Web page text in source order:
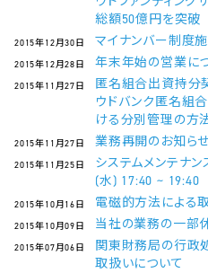
総額50億円を突破
2015年12月30日 マイナンバー制度
2015年12月28日 年末年始の営業に
2015年11月27日
匿名組合出資持分
ウドバンク匿名組
ける分別管理の方
2015年11月27日 業務再開のお知らせ
2015年11月25日
システムメンテナ
(水) 17:40 ~ 19:40
2015年10月16日 電磁的方法による
2015年10月09日 当社の業務の一部
2015年07月06日
関東財務局の行政
取扱いについて